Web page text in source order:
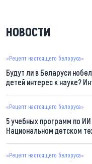
НОВОСТИ
«Рецепт настоящего белоруса»
Будут ли в Беларуси
детей интерес к науке?
«Рецепт настоящего белоруса»
5 учебных программ по
Национальном детском
«Рецепт настоящего белоруса»